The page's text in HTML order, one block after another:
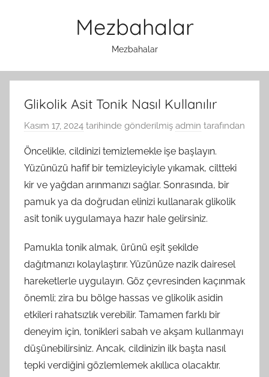
Mezbahalar
Mezbahalar
Glikolik Asit Tonik Nasıl Kullanılır
Kasım 17, 2024 tarihinde gönderilmiş admin tarafından
Öncelikle, cildinizi temizlemekle işe başlayın.
Yüzünüzü hafif bir temizleyiciyle yıkamak, ciltteki
kir ve yağdan arınmanızı sağlar. Sonrasında, bir
pamuk ya da doğrudan elinizi kullanarak glikolik
asit tonik uygulamaya hazır hale gelirsiniz.
Pamukla tonik almak, ürünü eşit şekilde
dağıtmanızı kolaylaştırır. Yüzünüze nazik dairesel
hareketlerle uygulayın. Göz çevresinden kaçınmak
önemli; zira bu bölge hassas ve glikolik asidin
etkileri rahatsızlık verebilir. Tamamen farklı bir
deneyim için, tonikleri sabah ve akşam kullanmayı
düşünebilirsiniz. Ancak, cildinizin ilk başta nasıl
tepki verdiğini gözlemlemek akıllıca olacaktır.